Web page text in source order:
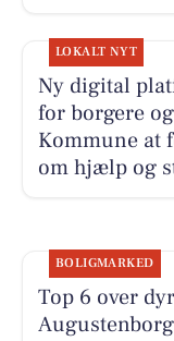
LOKALT NYT
Ny digital
for borgere
Kommune at
om hjælp og
BOLIGMARKED
Top 6 over